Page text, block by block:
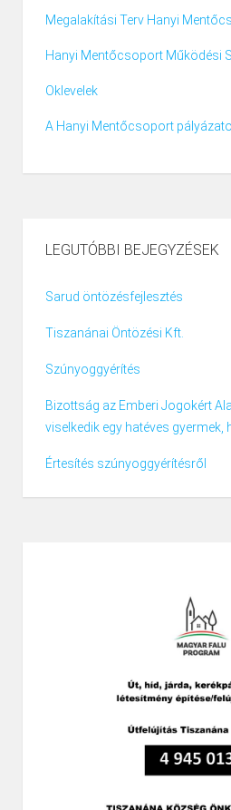
Megalakítási Terv Hanyi
Hanyi Mentőcsoport Működési
Oklevelek
A Hanyi Mentőcsoport
LEGUTÓBBI BEJEGYZÉSEK
Sarud öntözésfejlesztés
Tiszanánai Öntözési Kft.
Szúnyoggyérítés
Bizottság az Emberi Jogokért
viselkedik egy hatéves gyermek,
Értesítés szúnyoggyérítésről